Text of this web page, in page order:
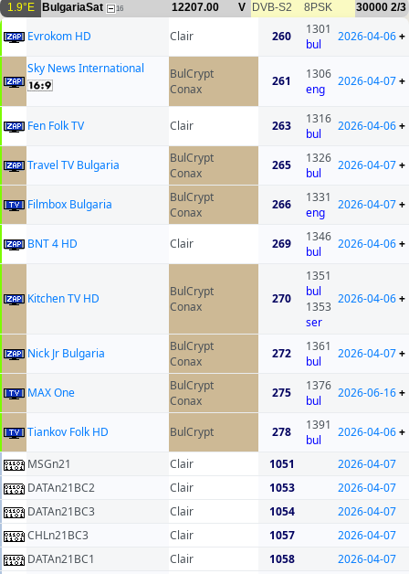
1.9°E BulgariaSat 16 12207.00 V DVB-S2 8PSK 30000 2/3
Evrokom HD Clair 260
1301
bul
2026-04-06+
Sky News International
BulCrypt
Conax
261
1306
eng
2026-04-07+
Fen Folk TV Clair 263
1316
bul
2026-04-06+
Travel TV Bulgaria
BulCrypt
Conax
265
1326
bul
2026-04-07+
Filmbox Bulgaria
BulCrypt
Conax
266
1331
eng
2026-04-07+
BNT 4 HD Clair 269
1346
bul
2026-04-06+
Kitchen TV HD
BulCrypt
Conax
270
1351
bul
1353
ser
2026-04-06+
Nick Jr Bulgaria
BulCrypt
Conax
272
1361
bul
2026-04-07+
MAX One
BulCrypt
Conax
275
1376
bul
2026-06-16+
Tiankov Folk HD BulCrypt 278
1391
bul
2026-04-06+
MSGn21 Clair 1051
2026-04-07
DATAn21BC2
Clair 1053
2026-04-07
DATAn21BC3
Clair 1054
2026-04-07
CHLn21BC3
Clair 1057
2026-04-07
DATAn21BC1
Clair 1058
2026-04-07